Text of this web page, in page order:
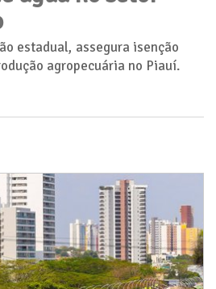
estadual, assegura isenção
agropecuária no Piauí.